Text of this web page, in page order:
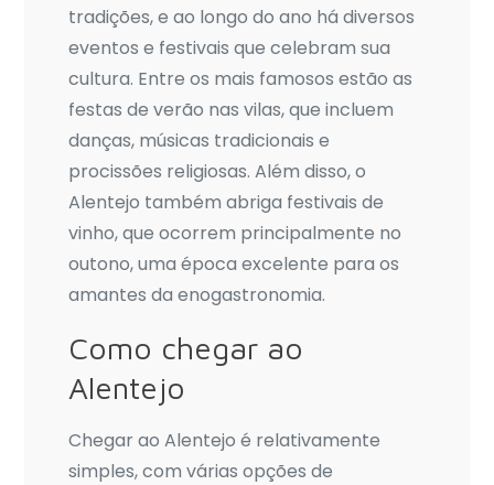
tradições, e ao longo do ano há diversos
eventos e festivais que celebram sua
cultura. Entre os mais famosos estão as
festas de verão nas vilas, que incluem
danças, músicas tradicionais e
procissões religiosas. Além disso, o
Alentejo também abriga festivais de
vinho, que ocorrem principalmente no
outono, uma época excelente para os
amantes da enogastronomia.
Como chegar ao
Alentejo
Chegar ao Alentejo é relativamente
simples, com várias opções de